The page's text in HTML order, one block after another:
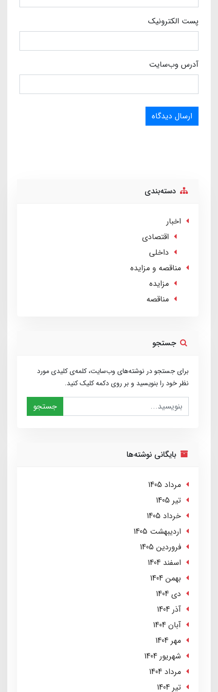
پست الکترونیک
آدرس وب‌سایت
ارسال دیدگاه
دسته‌بندی
اخبار
اقتصادی
داخلی
مناقصه و مزایده
مزایده
مناقصه
جستجو
برای جستجو در نوشته‌های وب‌سایت، کلمه‌ی کلیدی مورد
نظر خود را بنویسید و بر روی دکمه کلیک کنید.
جستجو
بایگانی نوشته‌ها
مرداد 1405
تير 1405
خرداد 1405
ارديبهشت 1405
فروردین 1405
اسفند 1404
بهمن 1404
دی 1404
آذر 1404
آبان 1404
مهر 1404
شهریور 1404
مرداد 1404
تير 1404